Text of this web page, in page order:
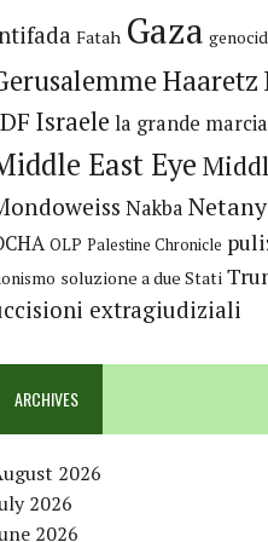
Fatah Gaza
Haaretz
Israele la grande
East Eye
Nakba
OLP Palestine Chronicle
soluzione a due Stati
extragiudiziali
ARCHIVES
2026
2026
2026